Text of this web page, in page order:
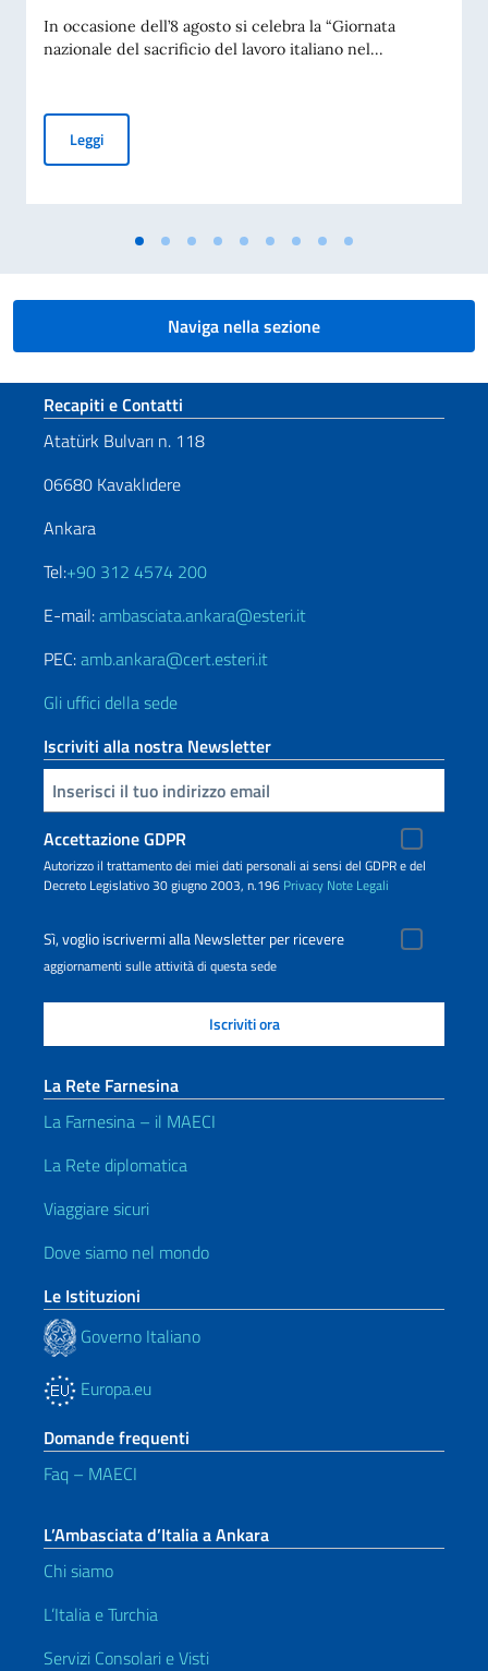
In occasione dell’8 agosto si celebra la “Giornata
nazionale del sacrificio del lavoro italiano nel...
LeggiMESSAGGIO DEL VICE PRESIDENTE DEL CONSIGLIO DEI
Naviga nella sezione
Sezione footer
Recapiti e Contatti
Atatürk Bulvarı n. 118
06680 Kavaklıdere
Ankara
Tel:+90 312 4574 200
E-mail:ambasciata.ankara@esteri.it
PEC:amb.ankara@cert.esteri.it
Gli uffici della sede
Iscriviti alla nostra Newsletter
Inserisci la tua email
Accettazione GDPR
Autorizzo il trattamento dei miei dati personali ai sensi del GDPR e del
Decreto Legislativo 30 giugno 2003, n.196 Privacy Note Legali
Sì, voglio iscrivermi alla Newsletter per ricevere
aggiornamenti sulle attività di questa sede
La Rete Farnesina
La Farnesina – il MAECI
La Rete diplomatica
Viaggiare sicuri
Dove siamo nel mondo
Le Istituzioni
Governo Italiano
Europa.eu
Domande frequenti
Faq – MAECI
L’Ambasciata d’Italia a Ankara
Chi siamo
L’Italia e Turchia
Servizi Consolari e Visti